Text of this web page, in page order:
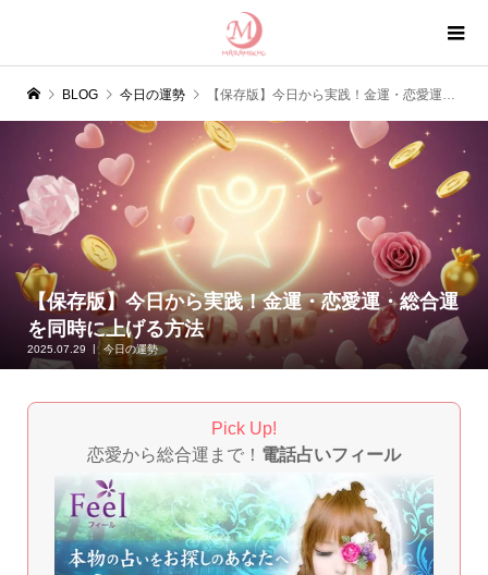
BLOG 今日の運勢 【保存版】今日から実践！金運・恋愛運・総合運を同時に上げる方法
【保存版】今日から実践！金運・恋愛運・総合運
を同時に上げる方法
2025.07.29 今日の運勢
Pick Up!
恋愛から総合運まで！ 電話占いフィール